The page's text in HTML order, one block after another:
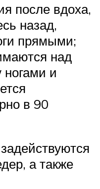
после вдоха,
назад,
прямыми;
над
и
в 90
а также